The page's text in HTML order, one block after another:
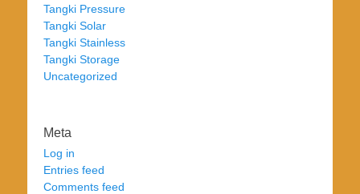
Tangki Pressure
Tangki Solar
Tangki Stainless
Tangki Storage
Uncategorized
Meta
Log in
Entries feed
Comments feed